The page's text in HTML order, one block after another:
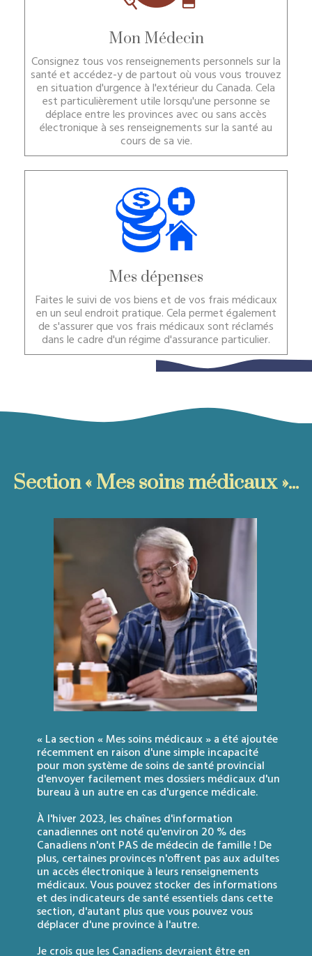
Mon Médecin
Consignez tous vos renseignements personnels sur la
santé et accédez-y de partout où vous vous trouvez
en situation d'urgence à l'extérieur du Canada. Cela
est particulièrement utile lorsqu'une personne se
déplace entre les provinces avec ou sans accès
électronique à ses renseignements sur la santé au
cours de sa vie.
Mes dépenses
Faites le suivi de vos biens et de vos frais médicaux
en un seul endroit pratique. Cela permet également
de s'assurer que vos frais médicaux sont réclamés
dans le cadre d'un régime d'assurance particulier.
Section « Mes soins médicaux »...
« La section « Mes soins médicaux » a été ajoutée
récemment en raison d'une simple incapacité
pour mon système de soins de santé provincial
d'envoyer facilement mes dossiers médicaux d'un
bureau à un autre en cas d'urgence médicale.
À l'hiver 2023, les chaînes d'information
canadiennes ont noté qu'environ 20 % des
Canadiens n'ont PAS de médecin de famille ! De
plus, certaines provinces n'offrent pas aux adultes
un accès électronique à leurs renseignements
médicaux. Vous pouvez stocker des informations
et des indicateurs de santé essentiels dans cette
section, d'autant plus que vous pouvez vous
déplacer d'une province à l'autre.
Je crois que les Canadiens devraient être en